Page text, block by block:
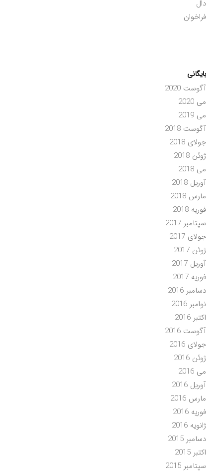
دال
فراخوان
بایگانی
آگوست 2020
می 2020
می 2019
آگوست 2018
جولای 2018
ژوئن 2018
می 2018
آوریل 2018
مارس 2018
فوریه 2018
سپتامبر 2017
جولای 2017
ژوئن 2017
آوریل 2017
فوریه 2017
دسامبر 2016
نوامبر 2016
اکتبر 2016
آگوست 2016
جولای 2016
ژوئن 2016
می 2016
آوریل 2016
مارس 2016
فوریه 2016
ژانویه 2016
دسامبر 2015
اکتبر 2015
سپتامبر 2015